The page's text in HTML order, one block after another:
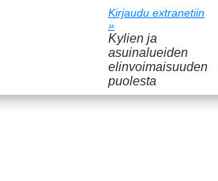
Kirjaudu extranetiin
»
Kylien ja
asuinalueiden
elinvoimaisuuden
puolesta